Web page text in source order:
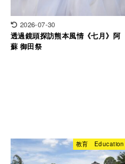
2026-07-30
透過鏡頭探訪熊本風情《七月》阿
蘇 御田祭
教育 Education